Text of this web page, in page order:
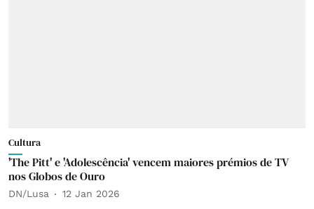
Cultura
'The Pitt' e 'Adolescência' vencem maiores prémios de TV
nos Globos de Ouro
DN/Lusa 12 Jan 2026